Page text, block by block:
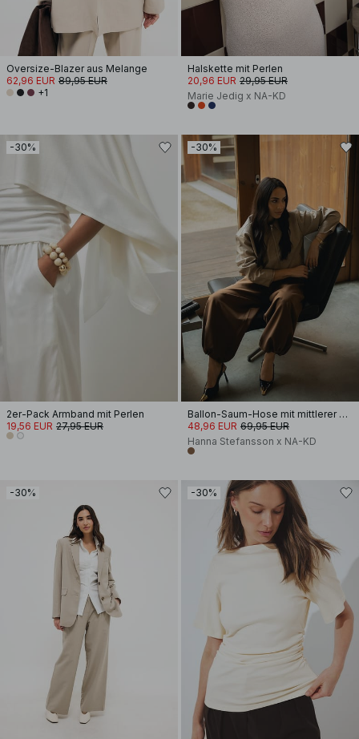
Oversize-Blazer aus Melange
62,96 EUR 89,95 EUR
+1
Halskette mit Perlen
20,96 EUR 29,95 EUR
Marie Jedig x NA-KD
-30%
2er-Pack Armband mit Perlen
19,56 EUR 27,95 EUR
-30%
Ballon-Saum-Hose mit mittlerer Taille
48,96 EUR 69,95 EUR
Hanna Stefansson x NA-KD
-30% -30%